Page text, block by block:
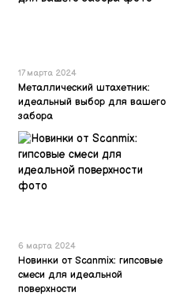
17 марта 2024
Металлический штахетник:
идеальный выбор для вашего
забора
6 марта 2024
Новинки от Scanmix: гипсовые
смеси для идеальной
поверхности